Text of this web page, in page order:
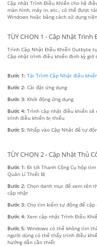
Cập nhật Trình Điều Khiển cho hệ
màn hình, máy in, etc., có thể được
Windows hoặc bằng cách sử dụng
TÙY CHỌN 1 - Cập Nhật
Trình Cập Nhật Điều Khiển Outbyte
Cập nhật trình điều khiển định kỳ giờ
Bước 1: Tải Trình Cập Nhật điều
Bước 2: Cài đặt ứng dụng
Bước 3: Khởi động ứng dụng
Bước 4: Trình cập nhật điều khiển
trình điều khiển bị thiếu
Bước 5: Nhấp vào Cập Nhật để tự
TÙY CHỌN 2 - Cập Nhật Thủ
Bước 1: Đi tới Thanh Công Cụ hộp
Quản Lí Thiết Bị
Bước 2: Chọn danh mục để xem tên
cập nhật
Bước 3: Chọ tìm kiếm tự động để
Bước 4: Xem cập nhật Trình Điều
Bước 5: Windows có thể không tìm
người dùng có thể thấy trình điều
hướng dẫn cần thiết